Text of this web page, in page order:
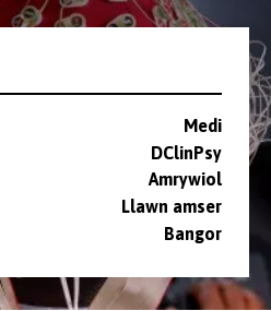
Medi
DClinPsy
Amrywiol
Llawn amser
Bangor